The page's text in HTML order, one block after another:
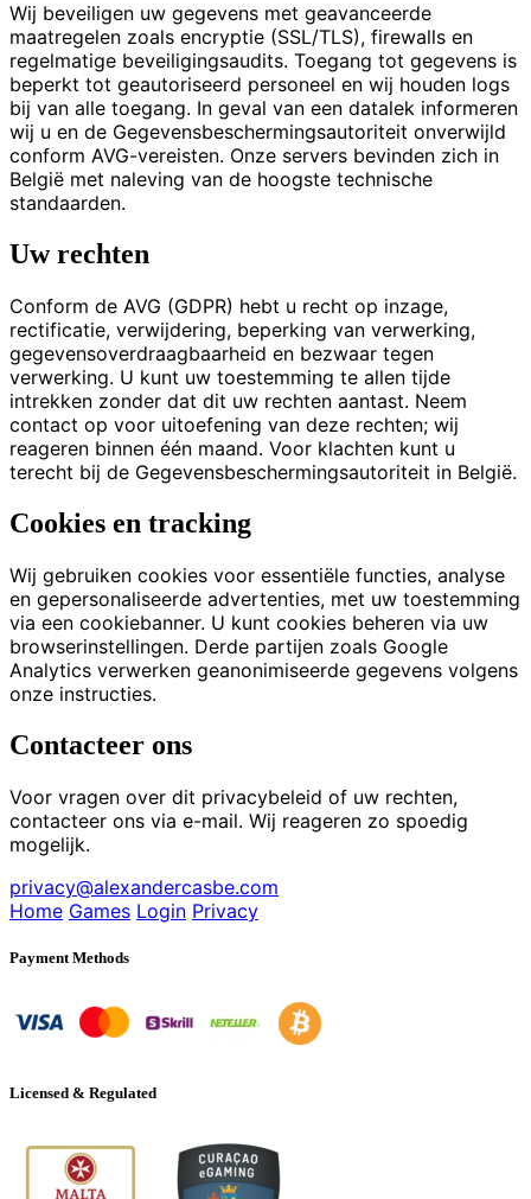
Wij beveiligen uw gegevens met geavanceerde
maatregelen zoals encryptie (SSL/TLS), firewalls en
regelmatige beveiligingsaudits. Toegang tot gegevens is
beperkt tot geautoriseerd personeel en wij houden logs
bij van alle toegang. In geval van een datalek informeren
wij u en de Gegevensbeschermingsautoriteit onverwijld
conform AVG-vereisten. Onze servers bevinden zich in
België met naleving van de hoogste technische
standaarden.
Uw rechten
Conform de AVG (GDPR) hebt u recht op inzage,
rectificatie, verwijdering, beperking van verwerking,
gegevensoverdraagbaarheid en bezwaar tegen
verwerking. U kunt uw toestemming te allen tijde
intrekken zonder dat dit uw rechten aantast. Neem
contact op voor uitoefening van deze rechten; wij
reageren binnen één maand. Voor klachten kunt u
terecht bij de Gegevensbeschermingsautoriteit in België.
Cookies en tracking
Wij gebruiken cookies voor essentiële functies, analyse
en gepersonaliseerde advertenties, met uw toestemming
via een cookiebanner. U kunt cookies beheren via uw
browserinstellingen. Derde partijen zoals Google
Analytics verwerken geanonimiseerde gegevens volgens
onze instructies.
Contacteer ons
Voor vragen over dit privacybeleid of uw rechten,
contacteer ons via e-mail. Wij reageren zo spoedig
mogelijk.
privacy@alexandercasbe.com
Home Games Login Privacy
Payment Methods
Licensed & Regulated